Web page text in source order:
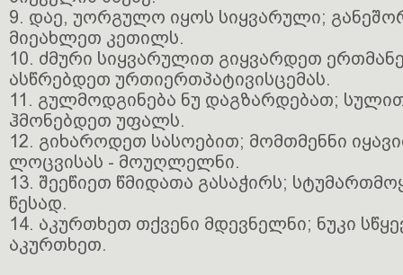
9. დაე, უორგულო იყოს სიყვარული;
მიეახლეთ კეთილს.
10. ძმური სიყვარულით გიყვარდეთ
ასწრებდეთ ურთიერთპატივისცემას.
11. გულმოდგინება ნუ დაგზარდებათ;
ჰმონებდეთ უფალს.
12. გიხაროდეთ სასოებით; მომთმენნი
ლოცვისას - მოუღლელნი.
13. შეეწიეთ წმიდათა გასაჭირს;
წესად.
14. აკურთხეთ თქვენი მდევნელნი; ნუკი
აკურთხეთ.